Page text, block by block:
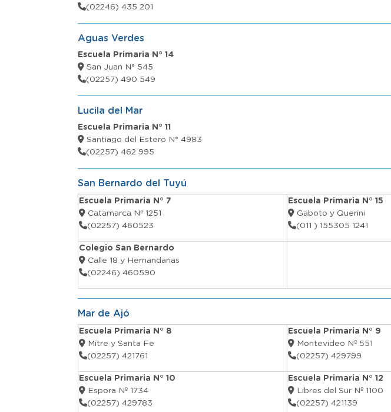
(02246) 435 201
Aguas Verdes
Escuela Primaria N° 14
San Juan N° 545
(02257) 490 549
Lucila del Mar
Escuela Primaria N° 11
Santiago del Estero N° 4983
(02257) 462 995
San Bernardo del Tuyú
Escuela Primaria N° 7
Catamarca Nº 1251
(02257) 460523
Escuela Primaria N° 15
Gaboto y Querini
(011 ) 155305 1241
Colegio San Bernardo
Calle 18 y Hernandarias
(02246) 460590
Mar de Ajó
Escuela Primaria N° 8
Mitre y Santa Fe
(02257) 421761
Escuela Primaria N° 9
Montevideo Nº 551
(02257) 429799
Escuela Primaria N° 10
Espora Nº 1734
(02257) 429783
Escuela Primaria N° 12
Libres del Sur Nº 1100
(02257) 421139